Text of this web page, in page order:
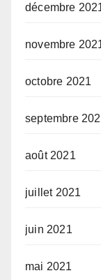
décembre
novembre
octobre 2021
septembre
août 2021
juillet 2021
juin 2021
mai 2021